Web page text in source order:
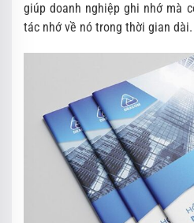
giúp doanh nghiệp ghi nhớ mà
tác nhớ về nó trong thời gian dài.